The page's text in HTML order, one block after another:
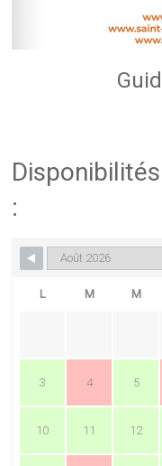
:
L M M
3 4 5
10 11 12